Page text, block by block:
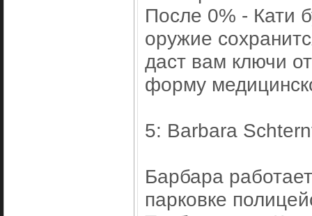
После 0% - Кати
оружие
даст вам ключи
форму
5: Barbara
Барбара
парковке